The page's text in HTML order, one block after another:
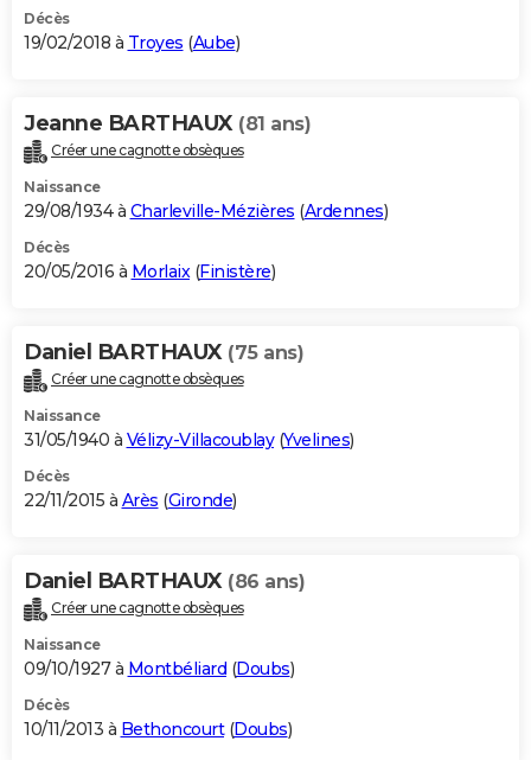
Décès
19/02/2018 à Troyes (Aube)
Jeanne BARTHAUX (81 ans)
Créer une cagnotte obsèques
Naissance
29/08/1934 à Charleville-Mézières (Ardennes)
Décès
20/05/2016 à Morlaix(Finistère)
Daniel BARTHAUX (75 ans)
Créer une cagnotte obsèques
Naissance
31/05/1940 à Vélizy-Villacoublay(Yvelines)
Décès
22/11/2015 à Arès (Gironde)
Daniel BARTHAUX (86 ans)
Créer une cagnotte obsèques
Naissance
09/10/1927 à Montbéliard (Doubs)
Décès
10/11/2013 à Bethoncourt(Doubs)